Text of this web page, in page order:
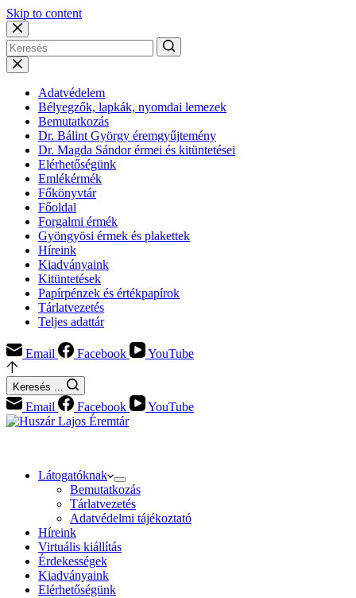
Skip to content
Adatvédelem
Bélyegzők, lapkák, nyomdai lemezek
Bemutatkozás
Dr. Bálint György éremgyűjtemény
Dr. Magda Sándor érmei és kitüntetései
Elérhetőségünk
Emlékérmék
Főkönyvtár
Főoldal
Forgalmi érmék
Gyöngyösi érmek és plakettek
Híreink
Kiadványaink
Kitüntetések
Papírpénzek és értékpapírok
Tárlatvezetés
Teljes adattár
Email Facebook YouTube
Keresés ...
Email Facebook YouTube
Látogatóknak
Bemutatkozás
Tárlatvezetés
Adatvédelmi tájékoztató
Híreink
Virtuális kiállítás
Érdekességek
Kiadványaink
Elérhetőségünk